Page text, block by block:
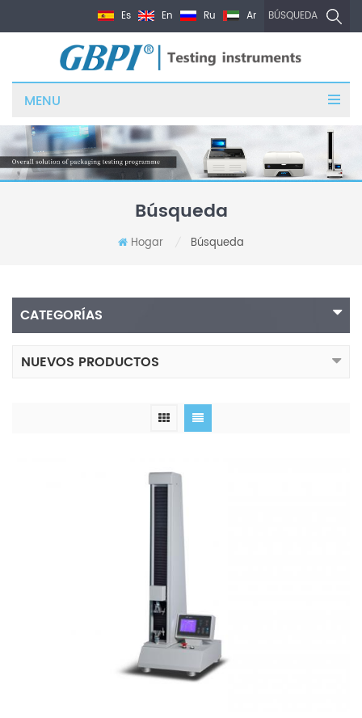
BÚSQUEDA
Es En Ru Ar
MENU
Búsqueda
Hogar Búsqueda
CATEGORÍAS
NUEVOS PRODUCTOS